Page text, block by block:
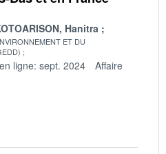
Hanitra
ET DU
ligne: sept. 2024
Affaire